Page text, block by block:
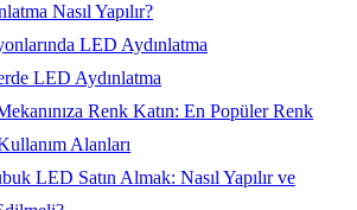
Nasıl Yapılır?
LED Aydınlatma
LED Aydınlatma
Renk Katın: En Popüler Renk
Alanları
LED Satın Almak: Nasıl Yapılır ve